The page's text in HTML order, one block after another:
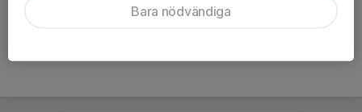
Bara nödvändiga